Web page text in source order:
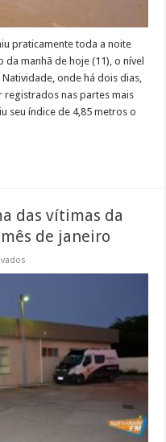
praticamente toda a noite
manhã de hoje (11), o nível
onde há dois dias,
registrados nas partes mais
seu índice de 4,85 metros o
das vítimas da
de janeiro
uma
vítimas
tentativa
chacina
mês